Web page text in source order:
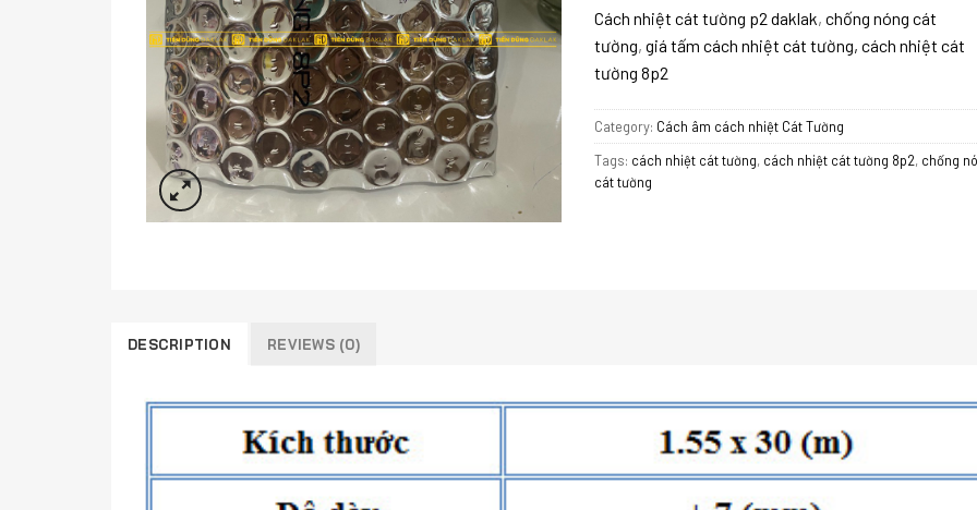
Cách nhiệt cát tường p2 daklak, chống nóng cát
tường, giá tấm cách nhiệt cát tường, cách nhiệt cát
tường 8p2
Category: Cách âm cách nhiệt Cát Tường
Tags: cách nhiệt cát tường, cách nhiệt cát tường 8p2, chống
cát tường
DESCRIPTION REVIEWS (0)